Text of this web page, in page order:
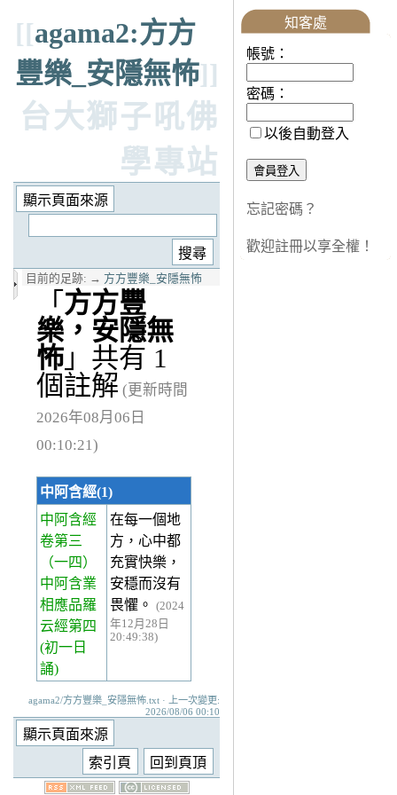
[[agama2:方方
豐樂_安隱無怖]]
台大獅子吼佛
學專站
目前的足跡: → 方方豐樂_安隱無怖
「 方方豐
樂，安隱無
怖 」共有 1
個註解 (更新時間
2026年08月06日
00:10:21)
中阿含經(1)
中阿含經
卷第三
（一四）
中阿含業
相應品羅
云經第四
(初一日
誦)
在每一個地
方，心中都
充實快樂，
安穩而沒有
畏懼。
(2024
年12月28日
20:49:38)
agama2/方方豐樂_安隱無怖.txt · 上一次變更:
2026/08/06 00:10
知客處
帳號：
密碼：
以後自動登入
忘記密碼？
歡迎註冊以享全權！